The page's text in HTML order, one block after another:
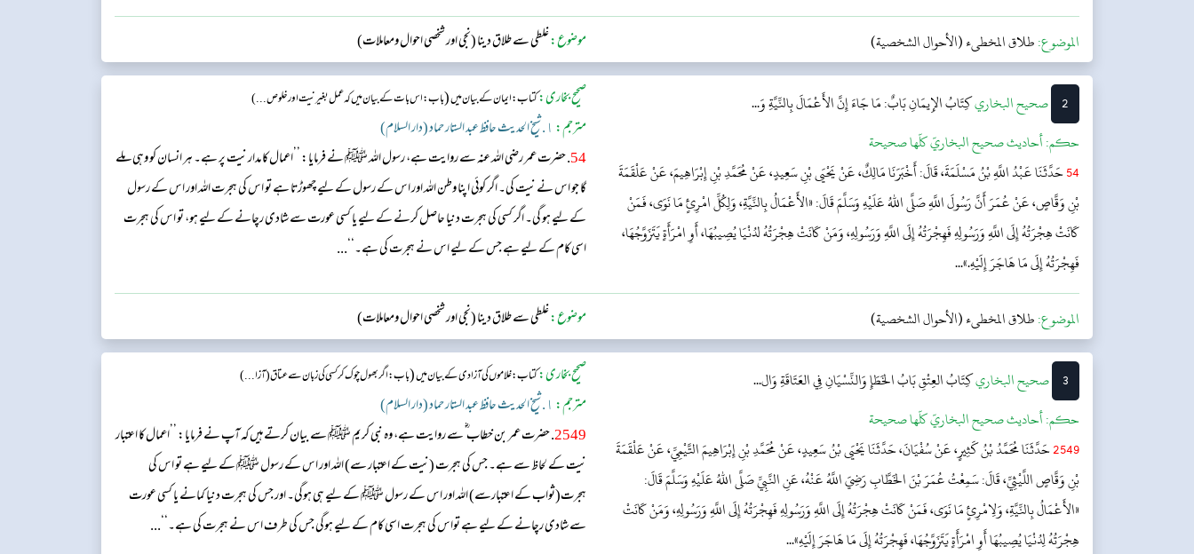
الموضوع:طلاق المخطىء (الأحوال الشخصية) موضوع:غلطی سے طلاق دینا (نجی اور شخصی احوال ومعاملات)
2 ‌‌صحيح البخاريكِتَابُ الإِيمَانِبَابٌ: مَا جَاءَ إِنَّ الأَعْمَالَ بِالنِّيَّةِ وَ...
حکم:أحاديث صحيح البخاريّ كلّها صحيحة
54حَدَّثَنَا عَبْدُ اللَّهِ بْنُ مَسْلَمَةَ، قَالَ: أَخْبَرَنَا مَالِكٌ، عَنْ يَحْيَى بْنِ سَعِيدٍ، عَنْ مُحَمَّدِ بْنِ إِبْرَاهِيمَ، عَنْ عَلْقَمَةَ
بْنِ وَقَّاصٍ، عَنْ عُمَرَ أَنَّ رَسُولَ اللَّهِ صَلَّى اللهُ عَلَيْهِ وَسَلَّمَ قَالَ: «الأَعْمَالُ بِالنِّيَّةِ، وَلِكُلِّ امْرِئٍ مَا نَوَى، فَمَنْ
كَانَتْ هِجْرَتُهُ إِلَى اللَّهِ وَرَسُولِهِ فَهِجْرَتُهُ إِلَى اللَّهِ وَرَسُولِهِ، وَمَنْ كَانَتْ هِجْرَتُهُ لدُنْيَا يُصِيبُهَا، أَوِ امْرَأَةٍ يَتَزَوَّجُهَا،
فَهِجْرَتُهُ إِلَى مَا هَاجَرَ إِلَيْهِ.»...
صحیح بخاری:کتاب: ایمان کے بیان میں(باب:اس بات کے بیان میں کہ عمل بغیر نیت اور خلوص...)
مترجم: ١. شیخ الحدیث حافظ عبد الستار حماد (دار السلام)
54 . حضرت عمر رضی اللہ عنہ سے روایت ہے، رسول اللہ ﷺ نے فرمایا: ’’اعمال کا مدار نیت پر ہے۔ ہر انسان کو وہی ملے
گا جو اس نے نیت کی۔ اگر کوئی اپنا وطن اللہ اور اس کے رسول کے لیے چھوڑتا ہے تو اس کی ہجرت اللہ اور اس کے رسول
کے لیے ہو گی۔ اگر کسی کی ہجرت دنیا حاصل کرنے کے لیے یا کسی عورت سے شادی رچانے کے لیے ہو، تو اس کی ہجرت
اسی کام کے لیے ہے جس کے لیے اس نے ہجرت کی ہے۔‘‘...
الموضوع:طلاق المخطىء (الأحوال الشخصية) موضوع:غلطی سے طلاق دینا (نجی اور شخصی احوال ومعاملات)
3 ‌‌صحيح البخاريكِتَابُ العِتْقِبَابُ الخَطَإِ وَالنِّسْيَانِ فِي العَتَاقَةِ وَال...
حکم:أحاديث صحيح البخاريّ كلّها صحيحة
2549حَدَّثَنَا مُحَمَّدُ بْنُ كَثِيرٍ، عَنْ سُفْيَانَ، حَدَّثَنَا يَحْيَى بْنُ سَعِيدٍ، عَنْ مُحَمَّدِ بْنِ إِبْرَاهِيمَ التَّيْمِيِّ، عَنْ عَلْقَمَةَ
بْنِ وَقَّاصٍ اللَّيْثِيِّ، قَالَ: سَمِعْتُ عُمَرَ بْنَ الخَطَّابِ رَضِيَ اللَّهُ عَنْهُ، عَنِ النَّبِيِّ صَلَّى اللهُ عَلَيْهِ وَسَلَّمَ قَالَ:
«الأَعْمَالُ بِالنِّيَّةِ، وَلِامْرِئٍ مَا نَوَى، فَمَنْ كَانَتْ هِجْرَتُهُ إِلَى اللَّهِ وَرَسُولِهِ فَهِجْرَتُهُ إِلَى اللَّهِ وَرَسُولِهِ، وَمَنْ كَانَتْ
هِجْرَتُهُ لِدُنْيَا يُصِيبُهَا أَوِ امْرَأَةٍ يَتَزَوَّجُهَا، فَهِجْرَتُهُ إِلَى مَا هَاجَرَ إِلَيْهِ»...
صحیح بخاری:کتاب: غلاموں کی آزادی کے بیان میں(باب : اگر بھول چوک کر کسی کی زبان سے عتاق ( آزا...)
مترجم: ١. شیخ الحدیث حافظ عبد الستار حماد (دار السلام)
2549. حضرت عمر بن خطاب ؓ سے روایت ہے، وہ نبی کریم ﷺ سے بیان کرتے ہیں کہ آپ نے فرمایا: ’’اعمال کا اعتبار
نیت کے لحاظ سے ہے۔ جس کی ہجرت (نیت کے اعتبار سے) اللہ اور اس کے رسول ﷺ کے لیے ہے تو اس کی
ہجرت(ثواب کے اعتبارسے) اللہ اور اس کے رسول ﷺ کے لیے ہی ہوگی۔ اور جس کی ہجرت دنیا کمانے یا کسی عورت
سے شادی رچانے کے لیے ہے تواس کی ہجرت اسی کام کے لیے ہوگی جس کی طرف اس نے ہجرت کی ہے۔‘‘...